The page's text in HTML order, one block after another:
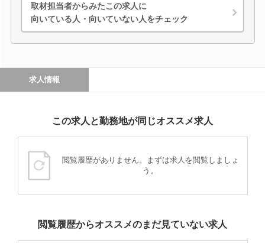
取材担当者からみたこの求人に
向いている人・向いていない人をチェック
求人情報
この求人と勤務地が同じオススメ求人
閲覧履歴がありません。まずは求人を閲覧しましょ
う。
閲覧履歴からオススメのまだ見ていない求人